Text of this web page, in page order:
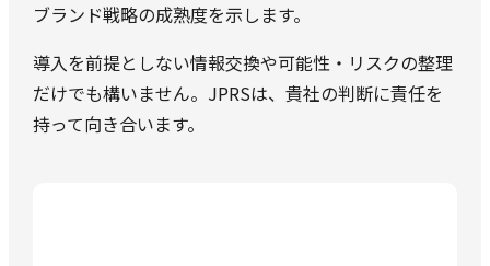
ブランド戦略の成熟度を示します。
導入を前提としない情報交換や可能性・リスクの整理
だけでも構いません。JPRSは、貴社の判断に責任を
持って向き合います。